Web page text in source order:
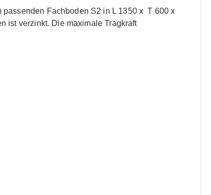
Fachboden S2 in L 1350 x T 600 x
ist verzinkt. Die maximale Tragkraft